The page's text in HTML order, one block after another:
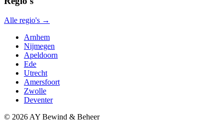
Alle regio's →
Arnhem
Nijmegen
Apeldoorn
Ede
Utrecht
Amersfoort
Zwolle
Deventer
© 2026 AY Bewind & Beheer